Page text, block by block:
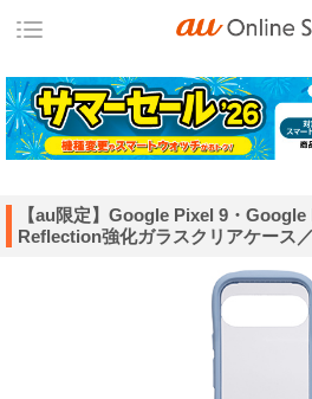
【au限定】Google Pixel 9・
Reflection強化ガラスクリアケース